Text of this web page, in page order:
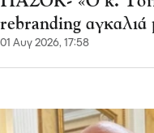
rebranding αγκαλιά
01 Αυγ 2026, 17:58